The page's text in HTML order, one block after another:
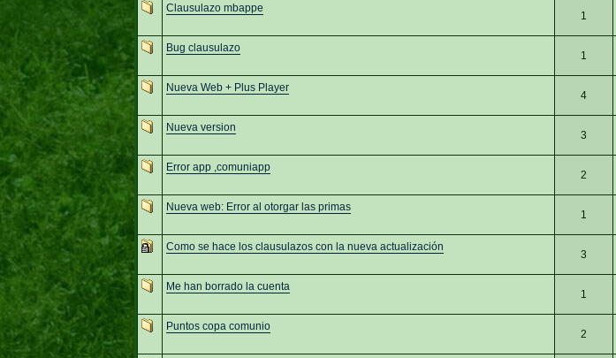
Clausulazo mbappe
1
Bug clausulazo
1
Nueva Web + Plus Player
4
Nueva version
3
Error app ,comuniapp
2
Nueva web: Error al otorgar las primas
1
Como se hace los clausulazos con la nueva actualización
3
Me han borrado la cuenta
1
Puntos copa comunio
2